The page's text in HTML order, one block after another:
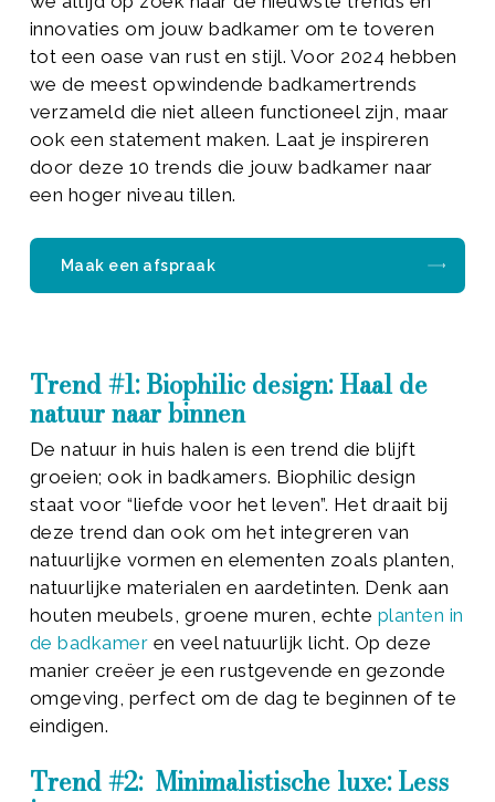
innovaties om jouw badkamer om te toveren
tot een oase van rust en stijl. Voor 2024 hebben
we de meest opwindende badkamertrends
verzameld die niet alleen functioneel zijn, maar
ook een statement maken. Laat je inspireren
door deze 10 trends die jouw badkamer naar
een hoger niveau tillen.
Maak een afspraak
Trend #1: Biophilic design: Haal de
natuur naar binnen
De natuur in huis halen is een trend die blijft
groeien; ook in badkamers. Biophilic design
staat voor “liefde voor het leven”. Het draait bij
deze trend dan ook om het integreren van
natuurlijke vormen en elementen zoals planten,
natuurlijke materialen en aardetinten. Denk aan
houten meubels, groene muren, echte planten in
de badkamer en veel natuurlijk licht. Op deze
manier creëer je een rustgevende en gezonde
omgeving, perfect om de dag te beginnen of te
eindigen.
Trend #2: Minimalistische luxe: Less